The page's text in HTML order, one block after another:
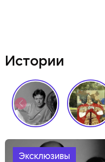
Истории
Эксклюзивы